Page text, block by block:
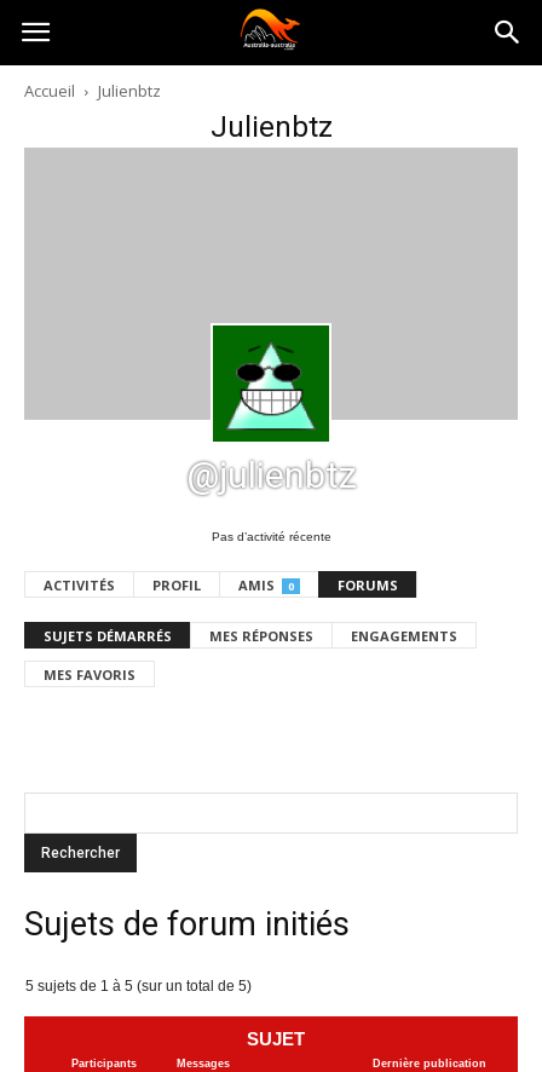
Australia-
australie.com
Accueil Julienbtz
Julienbtz
@julienbtz
Pas d’activité récente
ACTIVITÉS PROFIL AMIS 0 FORUMS
SUJETS DÉMARRÉS MES RÉPONSES ENGAGEMENTS
MES FAVORIS
Sujets de forum initiés
5 sujets de 1 à 5 (sur un total de 5)
SUJET
Participants Messages Dernière publication